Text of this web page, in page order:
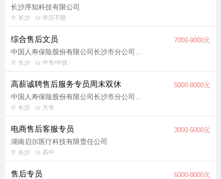
长沙序知科技有限公司
长沙 学历不限
综合售后文员 7000-9000元
长沙 中专/中技
高薪诚聘售后服务专员周末双休 5000-8000元
长沙 大专
电商售后客服专员 3000-5000元
湖南启尔医疗科技有限责任公司
长沙 高中
售后专员 6000-8000元